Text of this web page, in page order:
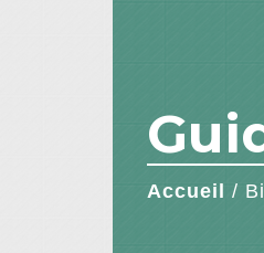
Accueil /